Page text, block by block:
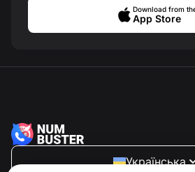
Download from
App Store
Українська